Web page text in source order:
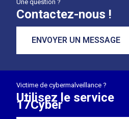
Une question ?
Contactez-nous !
ENVOYER UN MESSAGE
Victime de cybermalveillance ?
Utilisez le service
17Cyber